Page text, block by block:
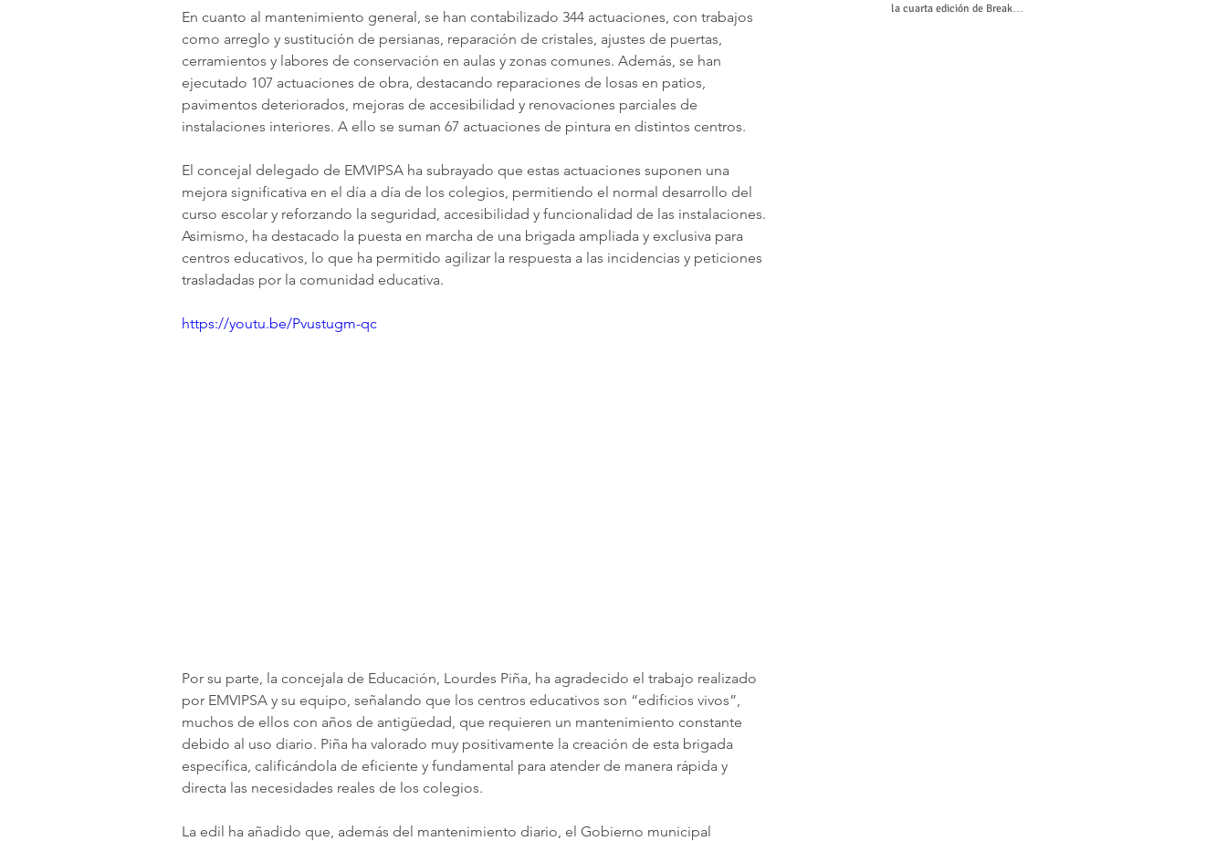
En cuanto al mantenimiento general, se han contabilizado 344 actuaciones, con trabajos
como arreglo y sustitución de persianas, reparación de cristales, ajustes de puertas,
cerramientos y labores de conservación en aulas y zonas comunes. Además, se han
ejecutado 107 actuaciones de obra, destacando reparaciones de losas en patios,
pavimentos deteriorados, mejoras de accesibilidad y renovaciones parciales de
instalaciones interiores. A ello se suman 67 actuaciones de pintura en distintos centros.
El concejal delegado de EMVIPSA ha subrayado que estas actuaciones suponen una
mejora significativa en el día a día de los colegios, permitiendo el normal desarrollo del
curso escolar y reforzando la seguridad, accesibilidad y funcionalidad de las instalaciones.
Asimismo, ha destacado la puesta en marcha de una brigada ampliada y exclusiva para
centros educativos, lo que ha permitido agilizar la respuesta a las incidencias y peticiones
trasladadas por la comunidad educativa.
https://youtu.be/Pvustugm-qc
Por su parte, la concejala de Educación, Lourdes Piña, ha agradecido el trabajo realizado
por EMVIPSA y su equipo, señalando que los centros educativos son “edificios vivos”,
muchos de ellos con años de antigüedad, que requieren un mantenimiento constante
debido al uso diario. Piña ha valorado muy positivamente la creación de esta brigada
específica, calificándola de eficiente y fundamental para atender de manera rápida y
directa las necesidades reales de los colegios.
La edil ha añadido que, además del mantenimiento diario, el Gobierno municipal
la cuarta edición de Break